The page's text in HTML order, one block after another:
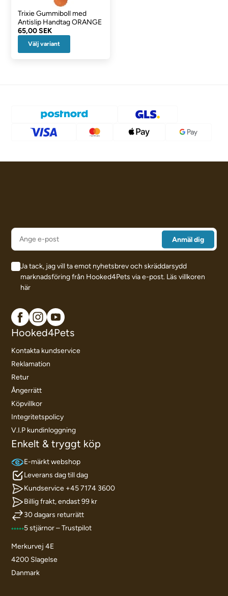
Trixie Gummiboll med
Antislip Handtag ORANGE
65,00 SEK
Välj variant
Ja tack, jag vill ta emot nyhetsbrev och skräddarsydd
marknadsföring från Hooked4Pets via e-post. Läs villkoren
här
Hooked4Pets
Kontakta kundservice
Reklamation
Retur
Ångerrätt
Köpvillkor
Integritetspolicy
V.I.P kundinloggning
Enkelt & tryggt köp
E-märkt webshop
Leverans dag till dag
Kundservice +45 7174 3600
Billig frakt, endast 99 kr
30 dagars returrätt
5 stjärnor – Trustpilot
Merkurvej 4E
4200 Slagelse
Danmark